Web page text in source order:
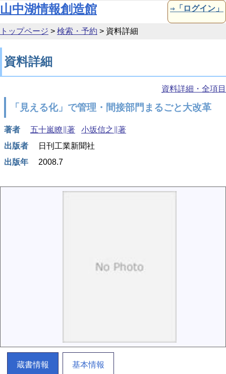
本文へ移動
山中湖情報創造館 ⇒「ログイン」
トップページ > 検索・予約 > 資料詳細
資料詳細
資料詳細・全項目
「見える化」で管理・間接部門まるごと大改革
著者 五十嵐瞭∥著
小坂信之∥著
出版者
日刊工業新聞社
出版年
2008.7
蔵書情報 基本情報